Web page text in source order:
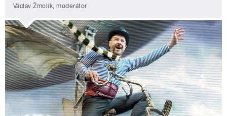
Václav Žmolík, moderátor